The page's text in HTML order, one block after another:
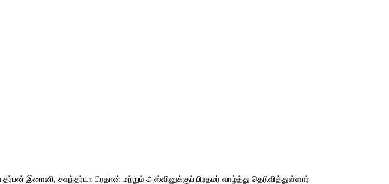
இனானி, சவுந்தர்யா பிரதான் மற்றும் அஸ்வினுக்குப் பிரதமர் வாழ்த்து தெரிவித்துள்ளார்